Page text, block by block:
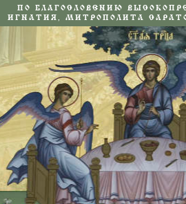
ПО БЛАГОСЛОВЕНИЮ
ИГНАТИЯ, МИТРОПОЛИТА